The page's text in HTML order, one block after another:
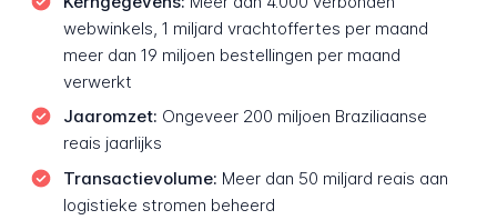
webwinkels, 1 miljard vrachtoffertes per maand
meer dan 19 miljoen bestellingen per maand
verwerkt
Jaaromzet: Ongeveer 200 miljoen Braziliaanse
reais jaarlijks
Transactievolume: Meer dan 50 miljard reais aan
logistieke stromen beheerd